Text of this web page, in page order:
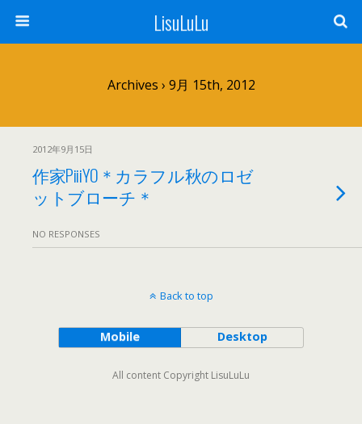
LisuLuLu
Archives › 9月 15th, 2012
2012年9月15日
作家PiiiYO＊カラフル秋のロゼ
ットブローチ＊
NO RESPONSES
Back to top
Mobile Desktop
All content Copyright LisuLuLu